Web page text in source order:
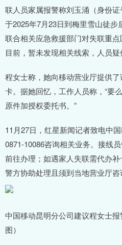
联人员家属报警称刘玉涌（身份证
于2025年7月23日到梅里雪山徒
联合相关应急救援部门对失联重
目前，暂未发现相关线索，人员疑
程女士称，她向移动营业厅提供
卡。据她回忆，工作人员称，“要
原件加授权委托书。”
11月27日，红星新闻记者致电中
0871-10086咨询相关业务。接线
前往办理；如遇家人失联需代办
警方协助处理且须到当地营业厅咨
中国移动昆明分公司建议程女士
图）